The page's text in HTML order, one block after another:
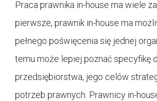
Praca prawnika in-house ma wiele
pierwsze, prawnik in-house ma
pełnego poświęcenia się jednej
temu może lepiej poznać specyfikę
przedsiębiorstwa, jego celów
potrzeb prawnych. Prawnicy in-